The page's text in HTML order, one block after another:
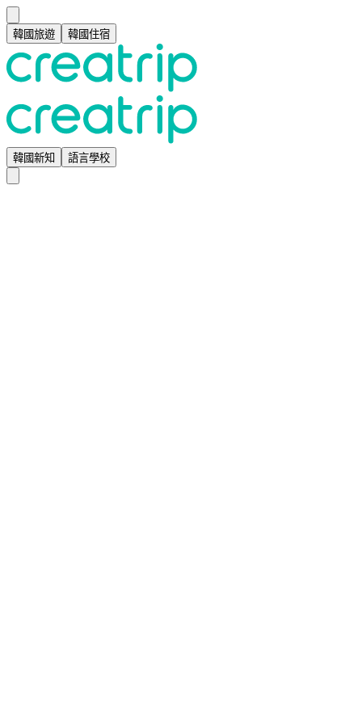
韓國旅遊 韓國住宿
韓國新知 語言學校